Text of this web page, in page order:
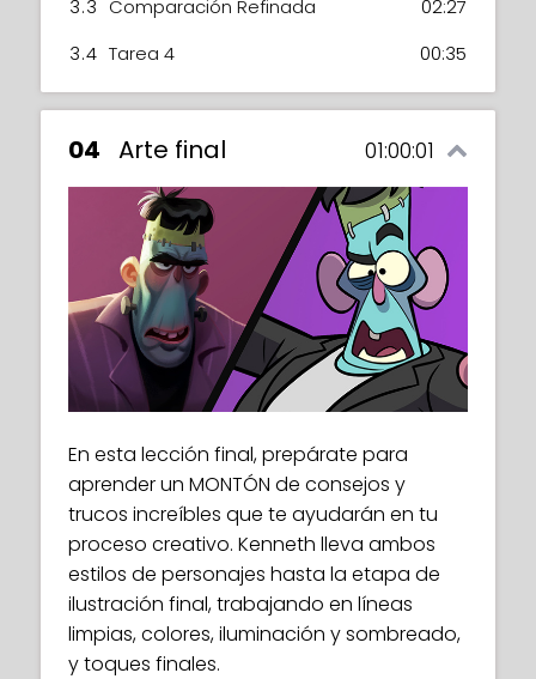
3.3 Comparación Refinada
02:27
3.4 Tarea 4 00:35
04 Arte final 01:00:01
En esta lección final, prepárate para
aprender un MONTÓN de consejos y
trucos increíbles que te ayudarán en tu
proceso creativo. Kenneth lleva ambos
estilos de personajes hasta la etapa de
ilustración final, trabajando en líneas
limpias, colores, iluminación y sombreado,
y toques finales.